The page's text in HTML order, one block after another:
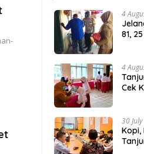
4
81,
4
Cek
30
Kopi,